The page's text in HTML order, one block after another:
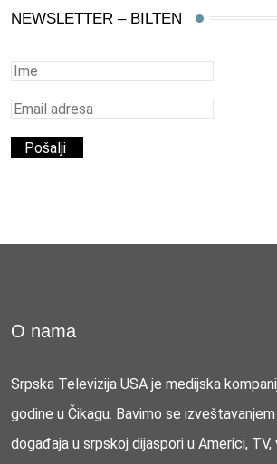
NEWSLETTER – BILTEN
O nama
Srpska Televizija USA je medijska
godine u Čikagu. Bavimo se
događaja u srpskoj dijaspori u Americi,